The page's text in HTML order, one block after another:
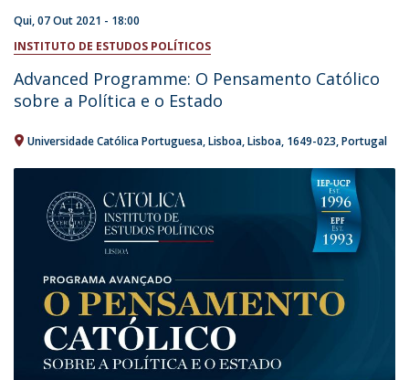
Qui, 07 Out 2021 - 18:00
INSTITUTO DE ESTUDOS POLÍTICOS
Advanced Programme: O Pensamento Católico
sobre a Política e o Estado
Universidade Católica Portuguesa Lisboa Lisboa 1649-023 Portugal